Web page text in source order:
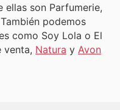
ellas son Parfumerie,
podemos
como Soy Lola o El
venta, Natura y Avon